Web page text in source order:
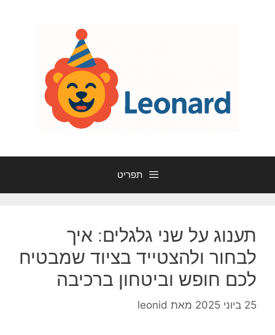
תפריט
תענוג על שני גלגלים: איך
לבחור ולהצטייד בציוד שמבטיח
לכם חופש וביטחון ברכיבה
25 ביוני 2025 מאת leonid